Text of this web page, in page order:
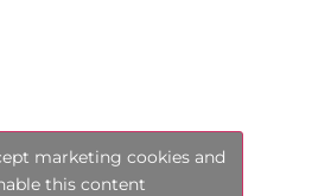
marketing cookies and
this content